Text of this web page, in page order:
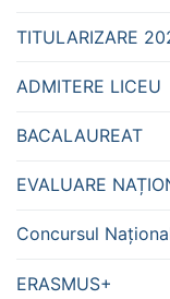
TITULARIZARE
ADMITERE LICEU
BACALAUREAT
EVALUARE
Concursul
ERASMUS+